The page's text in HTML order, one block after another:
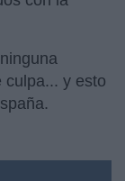
culpa... y esto